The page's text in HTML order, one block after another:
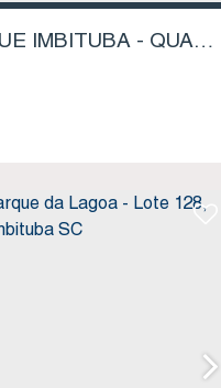
TERRENO NO BOSQUE IMBITUBA - QUADRA 02 LOTE 05 - SAMBAQUI - IMBITUBA SC